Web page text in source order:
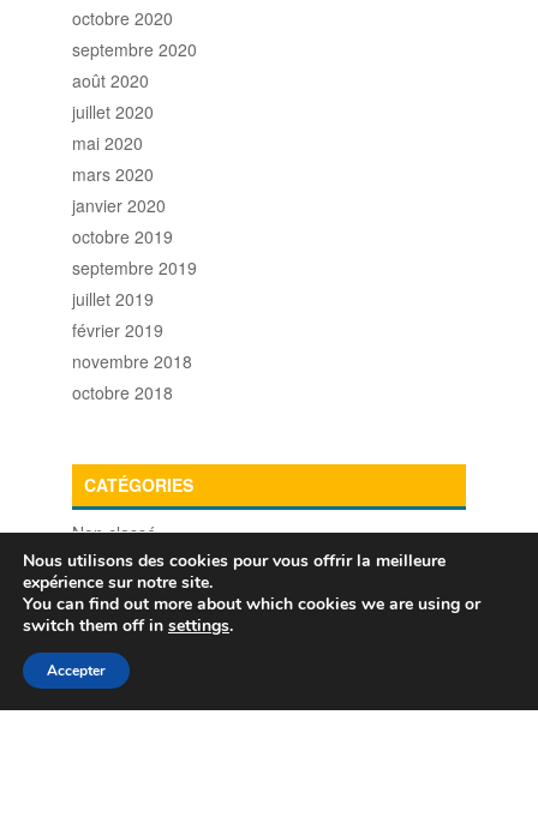
octobre 2020
septembre 2020
août 2020
juillet 2020
mai 2020
mars 2020
janvier 2020
octobre 2019
septembre 2019
juillet 2019
février 2019
novembre 2018
octobre 2018
CATÉGORIES
Non classé
Nous utilisons des cookies pour vous offrir la meilleure
expérience sur notre site.
You can find out more about which cookies we are using or
switch them off in settings.
Accepter